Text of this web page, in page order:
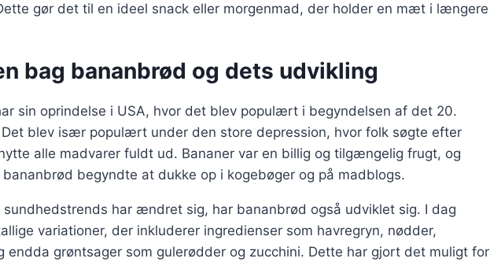
gør det til en ideel snack eller morgenmad, der holder en mæt i længere
bag bananbrød og dets udvikling
sin oprindelse i USA, hvor det blev populært i begyndelsen af det 20.
blev især populært under den store depression, hvor folk søgte efter
alle madvarer fuldt ud. Bananer var en billig og tilgængelig frugt, og
begyndte at dukke op i kogebøger og på madblogs.
sundhedstrends har ændret sig, har bananbrød også udviklet sig. I dag
variationer, der inkluderer ingredienser som havregryn, nødder,
endda grøntsager som gulerødder og zucchini. Dette har gjort det muligt for